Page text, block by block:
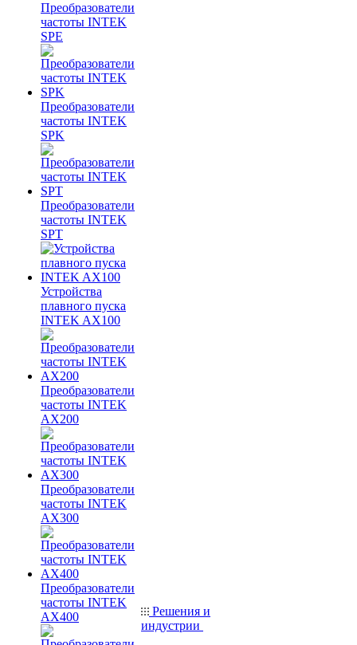
Преобразователи
частоты INTEK
SPE
Преобразователи
частоты INTEK
SPK
Преобразователи
частоты INTEK
SPT
Устройства
плавного пуска
INTEK AX100
Преобразователи
частоты INTEK
AX200
Преобразователи
частоты INTEK
AX300
Преобразователи
частоты INTEK
AX400
Решения и
индустрии